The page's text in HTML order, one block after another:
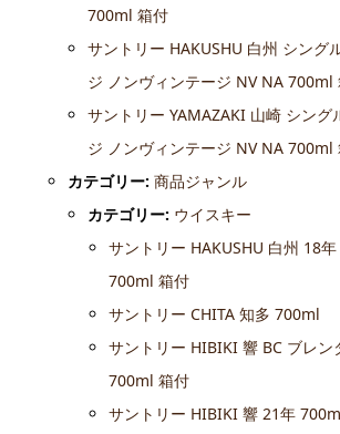
700ml 箱付
サントリー HAKUSHU 白州 シング
ジ ノンヴィンテージ NV NA 700ml
サントリー YAMAZAKI 山崎 シング
ジ ノンヴィンテージ NV NA 700ml
カテゴリー:商品ジャンル
カテゴリー: ウイスキー
サントリー HAKUSHU 白州 18
700ml 箱付
サントリー CHITA 知多 700ml
サントリー HIBIKI 響 BC ブレン
700ml 箱付
サントリー HIBIKI 響 21年